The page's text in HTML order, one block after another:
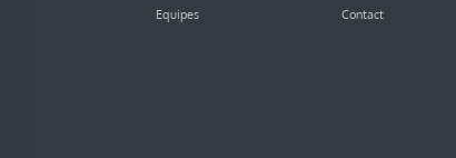
Equipes
Contact